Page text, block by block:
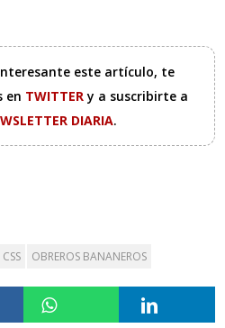
este artículo, te
en TWITTERy a suscribirte a
DIARIA.
CSS OBREROS BANANEROS